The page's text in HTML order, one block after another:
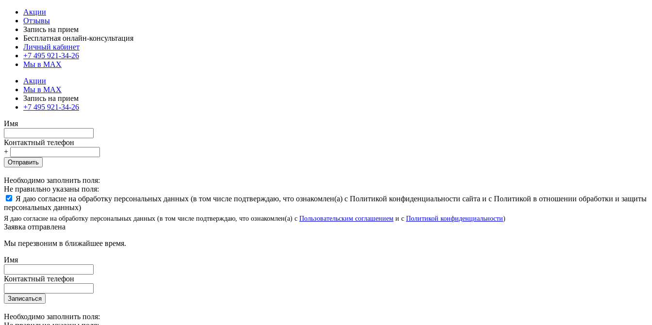
Акции
Отзывы
Запись на прием
Бесплатная онлайн-консультация
Личный кабинет
+7 495 921-34-26
Мы в MAX
Акции
Мы в MAX
Запись на прием
+7 495 921-34-26
Имя
Контактный телефон
+
Отправить
Необходимо заполнить поля:
Не правильно указаны поля:
Я даю согласие на обработку персональных данных (в том числе подтверждаю, что ознакомлен(а) с Политикой конфиденциальности сайта и с Политикой в отношении обработки и защиты
персональных данных)
Я даю согласие на обработку персональных данных (в том числе подтверждаю, что ознакомлен(а) с Пользовательским соглашением и с Политикой конфиденциальности)
Заявка отправлена
Мы перезвоним в ближайшее время.
Имя
Контактный телефон
Записаться
Необходимо заполнить поля: